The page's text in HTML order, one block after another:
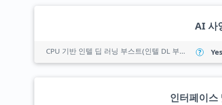
AI 사
CPU 기반 인텔 딥 러닝 부스트(인텔 DL 부스트) ? Yes
인터페이스